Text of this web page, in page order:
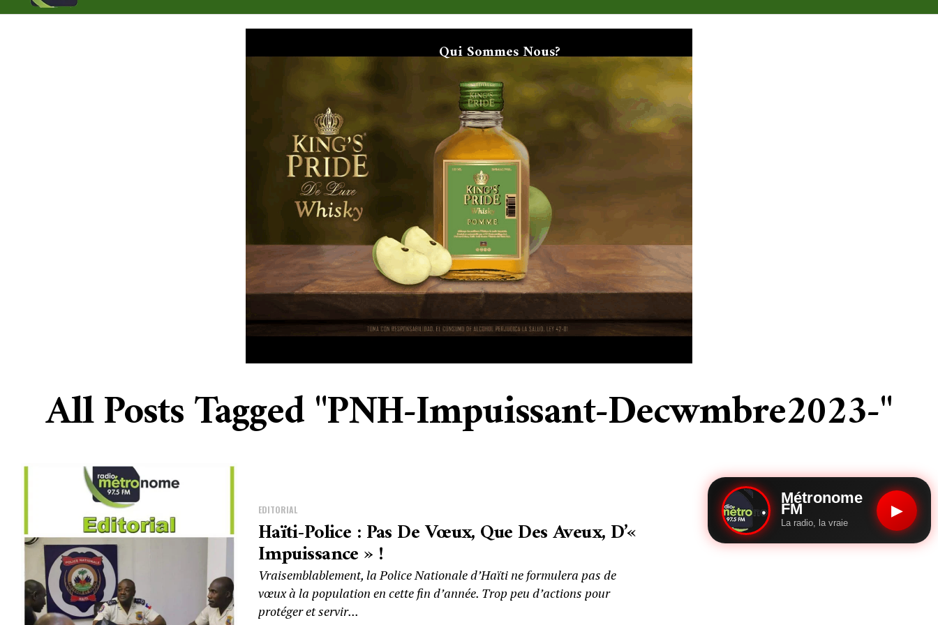
Qui Sommes Nous?
All Posts Tagged "PNH-Impuissant-Decwmbre2023-"
EDITORIAL
Haïti-Police : Pas De Vœux, Que Des Aveux, D’«
Impuissance » !
Vraisemblablement, la Police Nationale d’Haïti ne formulera pas de
vœux à la population en cette fin d’année. Trop peu d’actions pour
protéger et servir...
Métronome
FM
La radio, la vraie
▶